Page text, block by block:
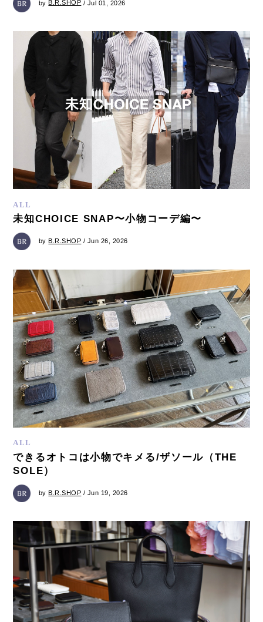
by B.R.SHOP / Jul 01, 2026
ALL
未知CHOICE SNAP〜小物コーデ編〜
byB.R.SHOP / Jun 26, 2026
ALL
できるオトコは小物でキメる/ザソール（THE
SOLE）
byB.R.SHOP / Jun 19, 2026